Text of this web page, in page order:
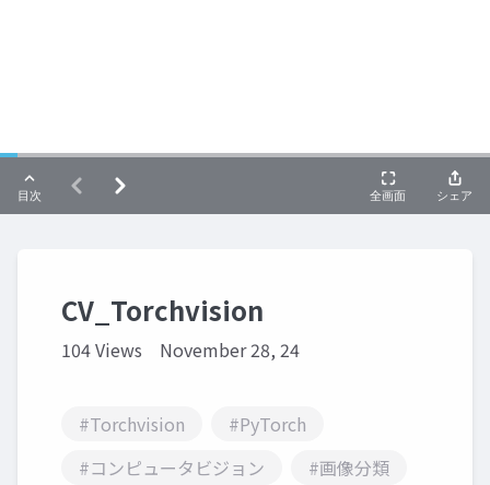
CV_Torchvision
104 Views November 28, 24
#Torchvision
#PyTorch
#コンピュータビジョン
#画像分類